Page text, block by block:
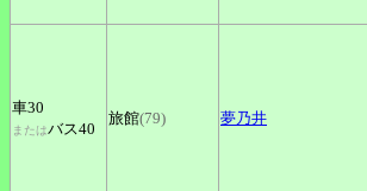
車30
またはバス40
旅館(79) 夢乃井